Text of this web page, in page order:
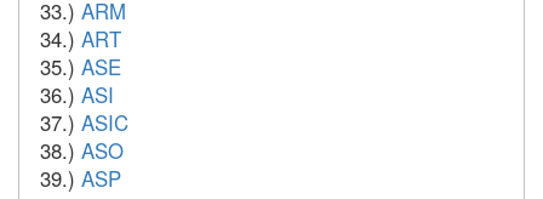
33.) ARM
34.) ART
35.) ASE
36.) ASI
37.) ASIC
38.) ASO
39.) ASP